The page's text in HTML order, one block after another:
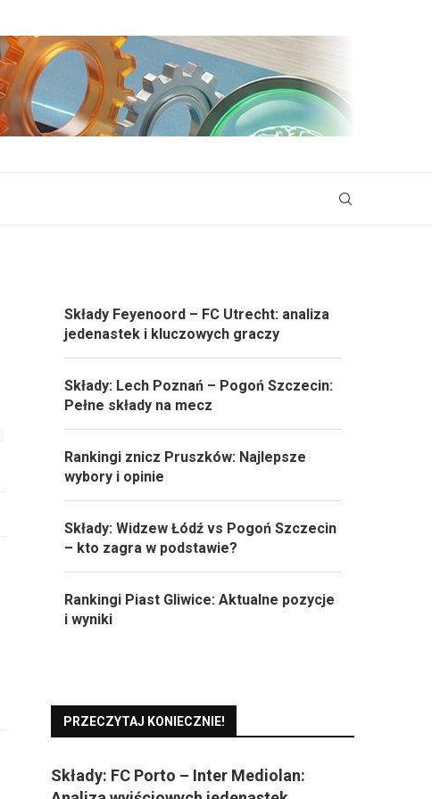
Składy Feyenoord – FC Utrecht: analiza
jedenastek i kluczowych graczy
Składy: Lech Poznań – Pogoń Szczecin:
Pełne składy na mecz
Rankingi znicz Pruszków: Najlepsze
wybory i opinie
Składy: Widzew Łódź vs Pogoń Szczecin
– kto zagra w podstawie?
Rankingi Piast Gliwice: Aktualne pozycje
i wyniki
PRZECZYTAJ KONIECZNIE!
Składy: FC Porto – Inter Mediolan: